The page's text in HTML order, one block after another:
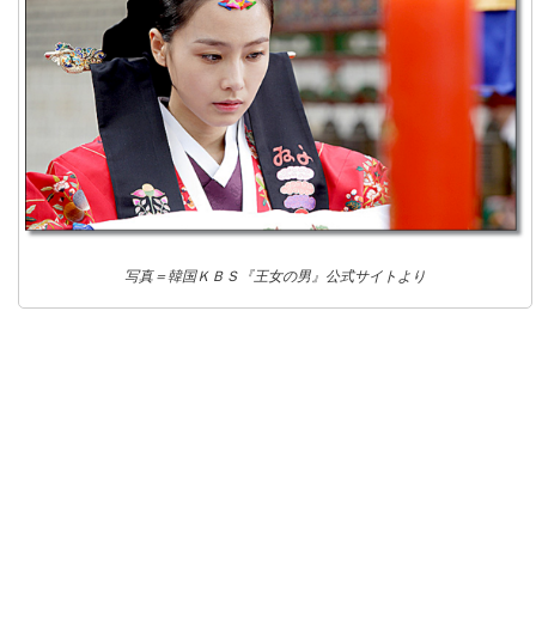
写真＝韓国ＫＢＳ『王女の男』公式サイトより